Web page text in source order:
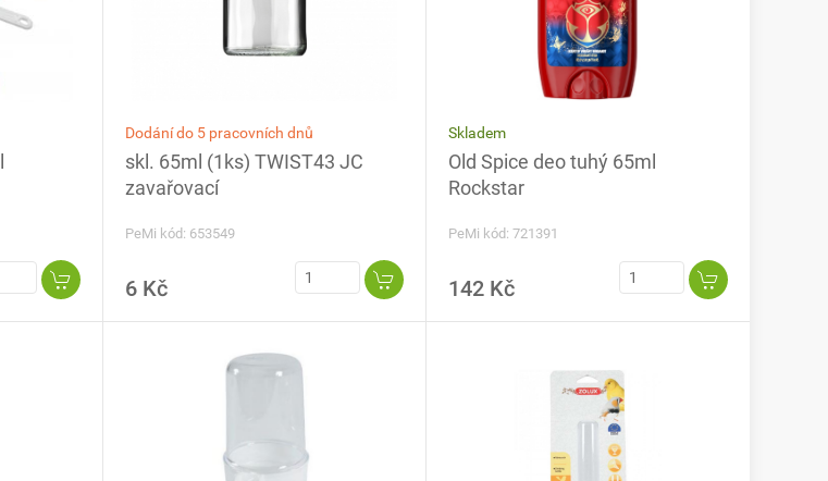
Dodání do 5 pracovních dnů
skl. 65ml (1ks) TWIST43 JC
zavařovací
PeMi kód: 653549
6 Kč
Skladem
Old Spice deo tuhý 65ml
Rockstar
PeMi kód: 721391
142 Kč